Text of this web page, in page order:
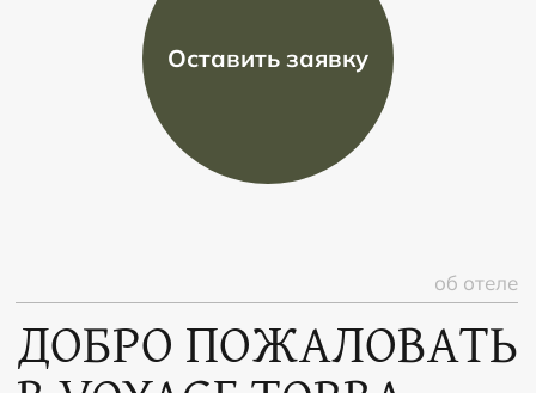
Отель расположился в 6 км от центра
города Бодрум и в 30 км от аэропорта
Voyage Torba обеспечивает идеальный
отдых как семьям с детьми, так и парам,
отдыхающим без детей. В отеле Вас ждет
300-метровый песчаный пляж с
кухни в исполнении искусных поваров,
превратят ваш отдых в Бодруме в
идеальное гастрономическое путешествие!